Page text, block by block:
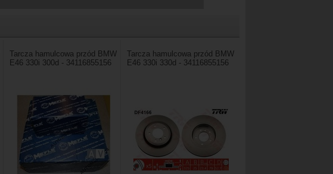
Tarcza hamulcowa przód BMW
E46 330i 300d - 34116855156
Tarcza hamulcowa przód BMW
E46 330i 330d - 34116855156